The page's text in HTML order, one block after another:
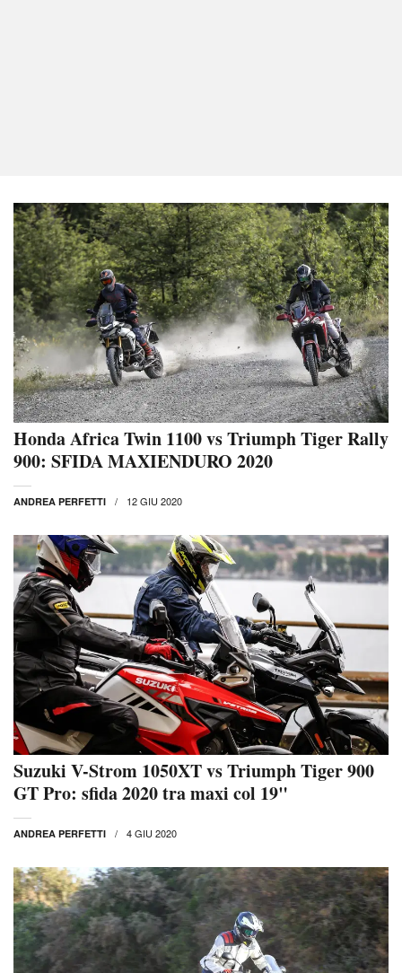
Honda Africa Twin 1100 vs Triumph Tiger Rally
900: SFIDA MAXIENDURO 2020
ANDREA PERFETTI 12 GIU 2020
Suzuki V-Strom 1050XT vs Triumph Tiger 900
GT Pro: sfida 2020 tra maxi col 19"
ANDREA PERFETTI 4 GIU 2020